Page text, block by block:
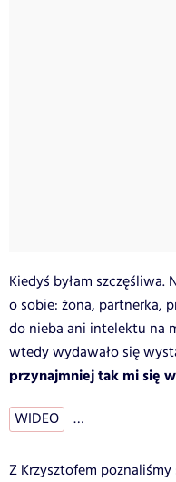
Kiedyś byłam szczęśliwa.
o sobie: żona, partnerka,
do nieba ani intelektu na
wtedy wydawało się
przynajmniej tak mi się
WIDEO …
Z Krzysztofem